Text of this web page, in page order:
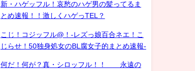
新・ハゲッフル！哀愁のハゲ男の髪ってるま
とめ速報！！激しくハゲっTEL？
こじ！コジッフル@！-レズっ娘百合ネエ！こ
じらせ！50独身処女のBL腐女子的まとめ速報-
何だ！何が？真・シロッフル！！ 永遠の